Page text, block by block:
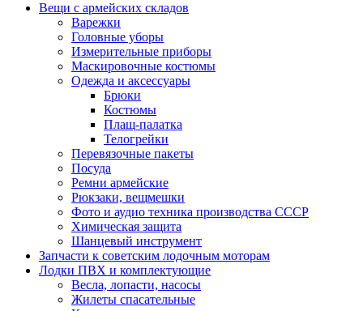
Вещи с армейских складов
Варежки
Головные уборы
Измерительные приборы
Маскировочные костюмы
Одежда и аксессуары
Брюки
Костюмы
Плащ-палатка
Телогрейки
Перевязочные пакеты
Посуда
Ремни армейские
Рюкзаки, вещмешки
Фото и аудио техника производства СССР
Химическая защита
Шанцевый инструмент
Запчасти к советским лодочным моторам
Лодки ПВХ и комплектующие
Весла, лопасти, насосы
Жилеты спасательные